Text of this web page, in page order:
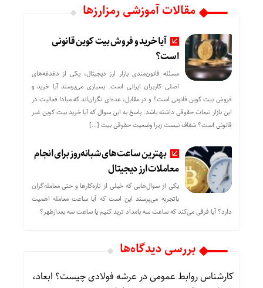
مقالات آموزشی رمزارزها
آیا خرید و فروش بیت کوین قانونی
است؟
مسئله قانون‌مندی بازار ارز دیجیتال، یکی از دغدغه‌های
اصلی کاربران ایرانی است. بسیاری می‌پرسند آیا خرید و
فروش بیت کوین قانونی است؟ و در مقابل، عده‌ای نگران‌اند که مبادا فعالیت در
این بازار تبعات حقوقی داشته باشد. پاسخ به این سوال که آیا خرید بیت کوین غیر
قانونی است؟ شفاف نیست زیرا وضعیت حقوقی بیت‌ […]
بهترین ساعت‌های شبانه‌روز برای انجام
معاملات ارز دیجیتال
یکی از سوال‌هایی که خیلی از تازه‌کارها و حتی معامله‌گران
باتجربه می‌پرسند این است که آیا ساعت معامله اهمیت
دارد؟ آیا فرقی می‌کند که ساعت سه بامداد ترید کنیم یا ساعت سه بعدازظهر؟
بررسی دیدگاه‌ها
کارشناس روابط عمومیدر عرشه فولادی چیست؟ ابعاد،